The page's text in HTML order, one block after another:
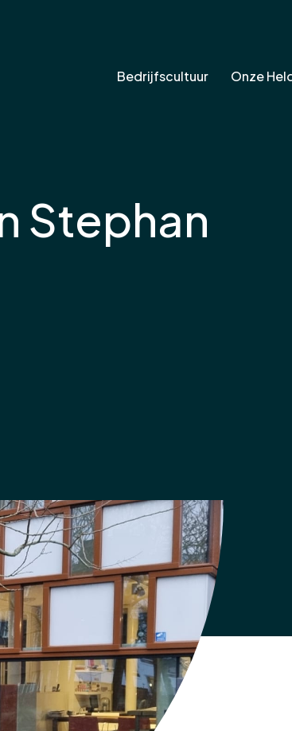
Bedrijfscultuur Onze
Stephan